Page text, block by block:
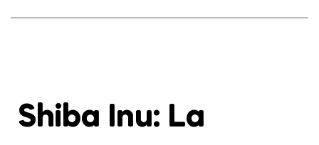
Shiba Inu: La